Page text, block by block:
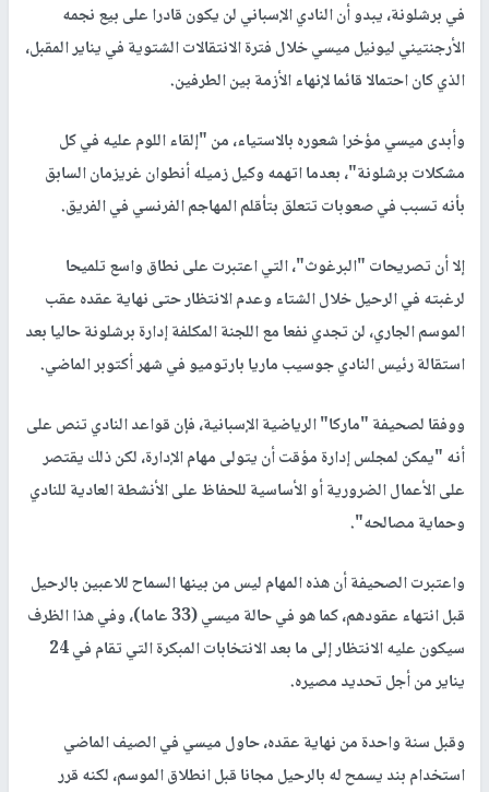
في برشلونة، يبدو أن النادي الإسباني لن يكون قادرا على بيع نجمه
الأرجنتيني ليونيل ميسي خلال فترة الانتقالات الشتوية في يناير المقبل،
الذي كان احتمالا قائما لإنهاء الأزمة بين الطرفين.
وأبدى ميسي مؤخرا شعوره بالاستياء، من "إلقاء اللوم عليه في كل
مشكلات برشلونة"، بعدما اتهمه وكيل زميله أنطوان غريزمان السابق
بأنه تسبب في صعوبات تتعلق بتأقلم المهاجم الفرنسي في الفريق.
إلا أن تصريحات "البرغوث"، التي اعتبرت على نطاق واسع تلميحا
لرغبته في الرحيل خلال الشتاء وعدم الانتظار حتى نهاية عقده عقب
الموسم الجاري، لن تجدي نفعا مع اللجنة المكلفة إدارة برشلونة حاليا بعد
استقالة رئيس النادي جوسيب ماريا بارتوميو في شهر أكتوبر الماضي.
ووفقا لصحيفة "ماركا" الرياضية الإسبانية، فإن قواعد النادي تنص على
أنه "يمكن لمجلس إدارة مؤقت أن يتولى مهام الإدارة، لكن ذلك يقتصر
على الأعمال الضرورية أو الأساسية للحفاظ على الأنشطة العادية للنادي
وحماية مصالحه".
واعتبرت الصحيفة أن هذه المهام ليس من بينها السماح للاعبين بالرحيل
قبل انتهاء عقودهم، كما هو في حالة ميسي (33 عاما)، وفي هذا الظرف
سيكون عليه الانتظار إلى ما بعد الانتخابات المبكرة التي تقام في 24
يناير من أجل تحديد مصيره.
وقبل سنة واحدة من نهاية عقده، حاول ميسي في الصيف الماضي
استخدام بند يسمح له بالرحيل مجانا قبل انطلاق الموسم، لكنه قرر